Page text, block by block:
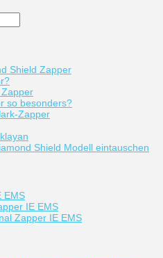
Shield Zapper
so besonders?
Zapper
Shield Modell eintauschen
EMS
IE EMS
Zapper IE EMS